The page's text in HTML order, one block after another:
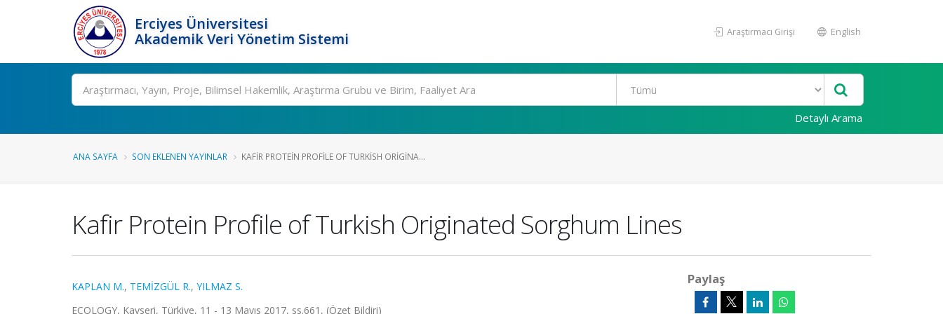
Erciyes Üniversitesi
Akademik Veri Yönetim Sistemi
Araştırmacı Girişi English
Ara
Detaylı Arama
ANA SAYFA SON EKLENEN YAYINLAR KAFIR PROTEIN PROFILE OF TURKISH ORIGINA...
Kafir Protein Profile of Turkish Originated Sorghum Lines
KAPLAN M., TEMİZGÜL R., YILMAZ S.
ECOLOGY, Kayseri, Türkiye, 11 - 13 Mayıs 2017, ss.661, (Özet Bildiri)
Paylaş